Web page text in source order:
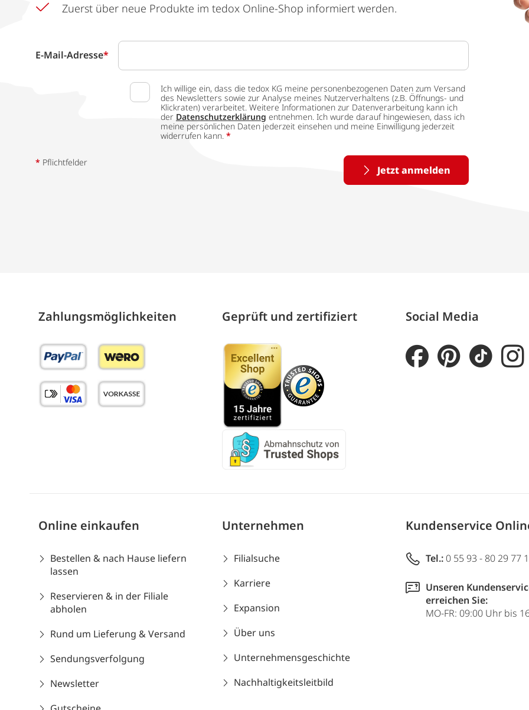
Zuerst über neue Produkte im tedox Online-Shop informiert werden.
E-Mail-Adresse*
Ich willige ein, dass die tedox KG meine personenbezogenen Daten zum Versand
des Newsletters sowie zur Analyse meines Nutzerverhaltens (z.B. Öffnungs- und
Klickraten) verarbeitet. Weitere Informationen zur Datenverarbeitung kann ich
der Datenschutzerklärung entnehmen. Ich wurde darauf hingewiesen, dass ich
meine persönlichen Daten jederzeit einsehen und meine Einwilligung jederzeit
widerrufen kann. *
Jetzt anmelden
* Pflichtfelder
Zahlungs­möglich­keiten Geprüft und zertifiziert Social Media
Online einkaufen
Bestellen & nach Hause liefern
lassen
Reservieren & in der Filiale
abholen
Rund um Lieferung & Versand
Sendungsverfolgung
Newsletter
Unternehmen
Filialsuche
Karriere
Expansion
Über uns
Unternehmensgeschichte
Nachhaltigkeitsleitbild
Kundenservice
Tel.: 0 55 93 - 80 29 77
Unseren
erreichen Sie:
MO-FR: 09:00 Uhr bis